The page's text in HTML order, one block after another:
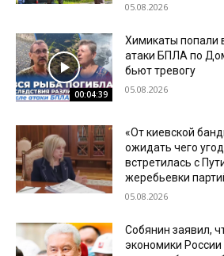
05.08.2026
00:04:39
Химикаты попали
атаки БПЛА по
бьют тревогу
05.08.2026
«От киевской
ожидать чего
встретилась с
жеребьевки
05.08.2026
Собянин заявил,
экономики